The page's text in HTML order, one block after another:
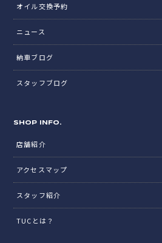
オイル交換予約
ニュース
納車ブログ
スタッフブログ
SHOP INFO.
店舗紹介
アクセスマップ
スタッフ紹介
TUCとは？